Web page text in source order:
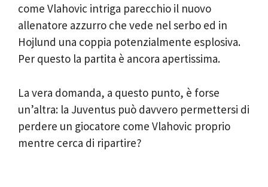
come Vlahovic intriga parecchio il nuovo
allenatore azzurro che vede nel serbo ed in
Hojlund una coppia potenzialmente esplosiva.
Per questo la partita è ancora apertissima.
La vera domanda, a questo punto, è forse
un’altra: la Juventus può davvero permettersi di
perdere un giocatore come Vlahovic proprio
mentre cerca di ripartire?